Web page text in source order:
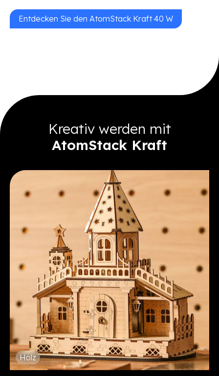
Entdecken Sie den AtomStack Kraft 40 W
Kreativ werden mit
AtomStack Kraft
Holz